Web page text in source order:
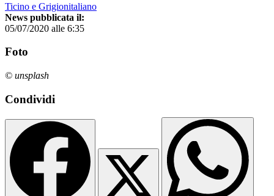
Ticino e Grigionitaliano
News pubblicata il:
05/07/2020 alle 6:35
Foto
© unsplash
Condividi